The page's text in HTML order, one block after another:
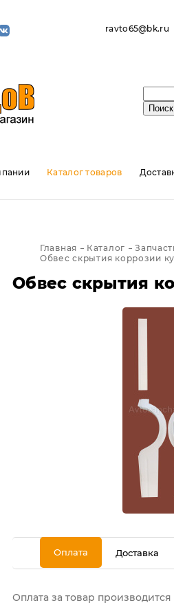
ravto65@bk.ru
Каталог товаров
Главная Каталог
Обвес скрытия коррозии
Обвес скрытия
Оплата Доставка
Оплата за товар